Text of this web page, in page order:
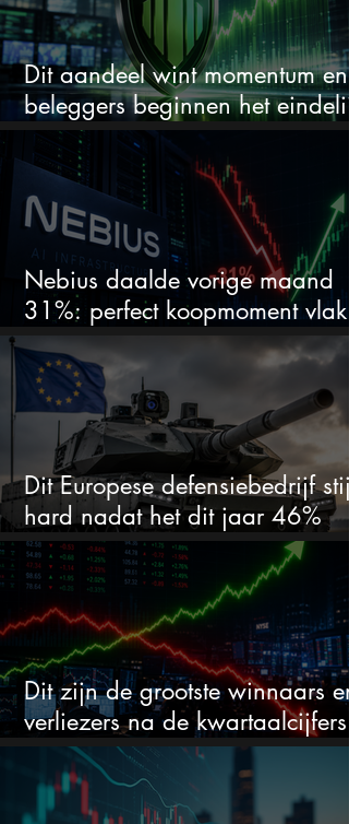
Dit aandeel wint momentum en
beleggers beginnen het eindelijk
te zien
Nebius daalde vorige maand
31%: perfect koopmoment vlak
voor kwartaalcijfers?
Dit Europese defensiebedrijf
hard nadat het dit jaar 46%
daalde: mooie koopkans?
Dit zijn de grootste winnaars en
verliezers na de kwartaalcijfers
(2 springen eruit)